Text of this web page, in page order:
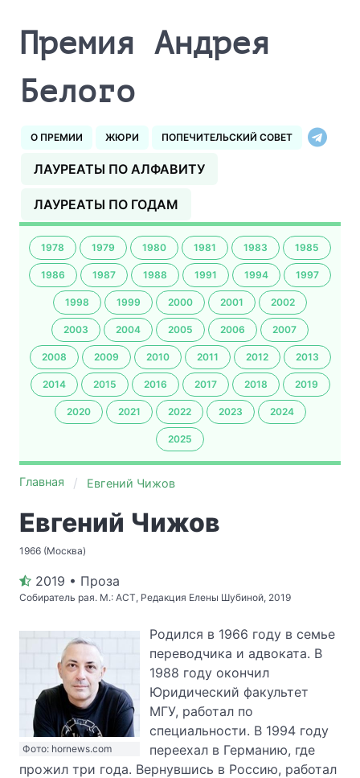
Премия Андрея
Белого
О ПРЕМИИ ЖЮРИ ПОПЕЧИТЕЛЬСКИЙ СОВЕТ
ЛАУРЕАТЫ ПО АЛФАВИТУ
ЛАУРЕАТЫ ПО ГОДАМ
1978 1979 1980 1981 1983 1985
1986 1987 1988 1991 1994 1997
1998 1999 2000 2001 2002
2003 2004 2005 2006 2007
2008 2009 2010 2011 2012 2013
2014 2015 2016 2017 2018 2019
2020 2021 2022 2023 2024
2025
Главная Евгений Чижов
Евгений Чижов
1966 (Москва)
2019 • Проза
Собиратель рая. М.: АСТ, Редакция Елены Шубиной, 2019
Фото: hornews.com
Родился в 1966 году в семье
переводчика и адвоката. В
1988 году окончил
Юридический факультет
МГУ, работал по
специальности. В 1994 году
переехал в Германию, где
прожил три года. Вернувшись в Россию, работал